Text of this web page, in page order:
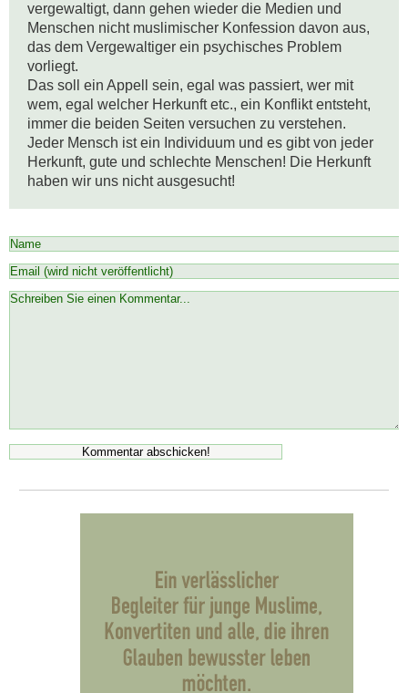
vergewaltigt, dann gehen wieder die Medien und
Menschen nicht muslimischer Konfession davon aus,
das dem Vergewaltiger ein psychisches Problem
vorliegt.
Das soll ein Appell sein, egal was passiert, wer mit
wem, egal welcher Herkunft etc., ein Konflikt entsteht,
immer die beiden Seiten versuchen zu verstehen.
Jeder Mensch ist ein Individuum und es gibt von jeder
Herkunft, gute und schlechte Menschen! Die Herkunft
haben wir uns nicht ausgesucht!